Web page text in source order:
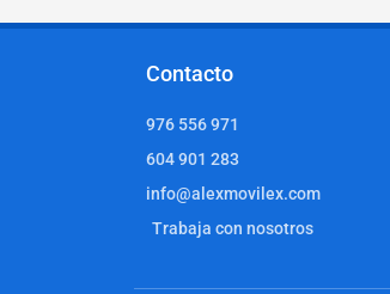
Contacto
976 556 971
604 901 283
info@alexmovilex.com
Trabaja con nosotros